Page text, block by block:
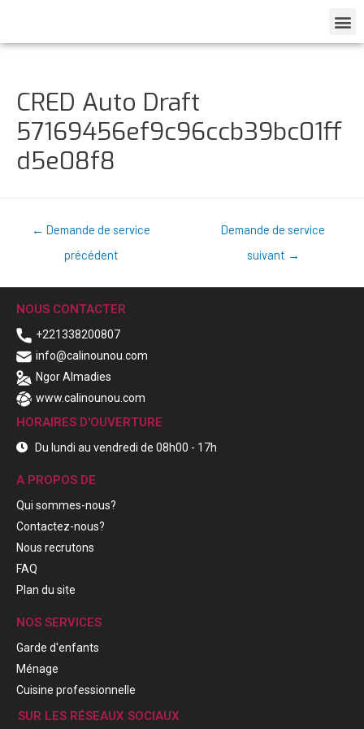
CRED Auto Draft
57169456ef9c96ccb39bc01ff
d5e08f8
← Demande de service
précédent
Demande de service
suivant →
NOUS CONTACTER
+221338200807
info@calinounou.com
Ngor Almadies
www.calinounou.com
HORAIRES D'OUVERTURE
Du lundi au vendredi de 08h00 - 17h
A PROPOS DE
Qui sommes-nous?
Contactez-nous?
Nous recrutons
FAQ
Plan du site
NOS SERVICES
Garde d'enfants
Ménage
Cuisine professionnelle
SUR LES RÉSEAUX SOCIAUX